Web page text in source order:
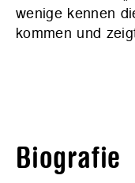
wenige kennen
kommen und
Biografie